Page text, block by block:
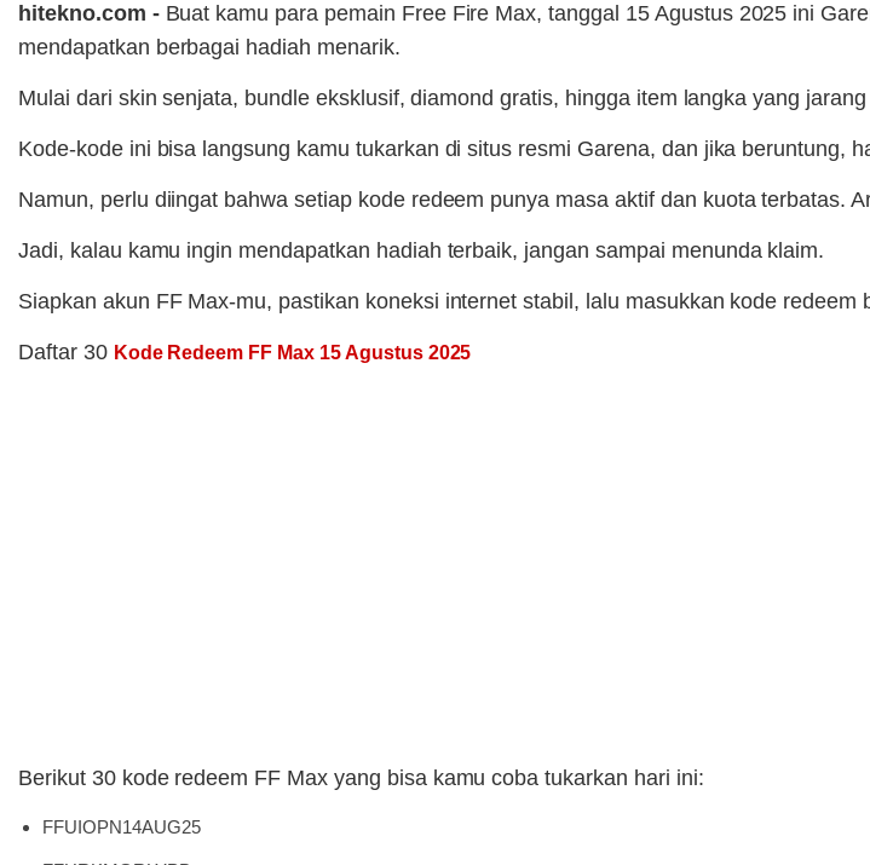
hitekno.com - Buat kamu para pemain Free Fire Max, tanggal 15 Agustus 2025 ini
mendapatkan berbagai hadiah menarik.
Mulai dari skin senjata, bundle eksklusif, diamond gratis, hingga item langka yang
Kode-kode ini bisa langsung kamu tukarkan di situs resmi Garena, dan jika beruntung,
Namun, perlu diingat bahwa setiap kode redeem punya masa aktif dan kuota terbatas.
Jadi, kalau kamu ingin mendapatkan hadiah terbaik, jangan sampai menunda klaim.
Siapkan akun FF Max-mu, pastikan koneksi internet stabil, lalu masukkan kode redeem
Daftar 30 Kode Redeem FF Max 15 Agustus 2025
Berikut 30 kode redeem FF Max yang bisa kamu coba tukarkan hari ini:
FFUIOPN14AUG25